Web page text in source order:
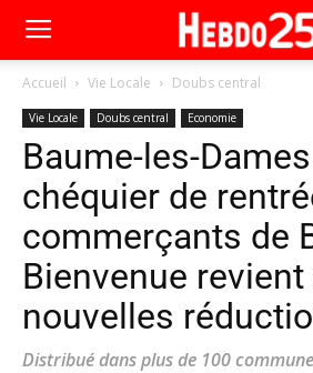
Accueil Vie Locale Doubs central
Vie Locale Doubs central Economie
Baume-les-
chéquier de
commerçants de
Bienvenue
nouvelles
Distribué dans plus de 100